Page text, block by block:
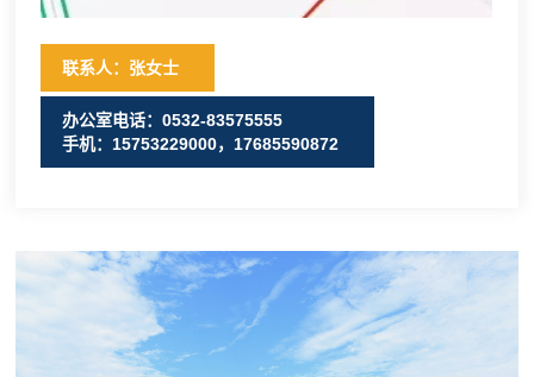
联系人：张女士
办公室电话：0532-83575555
手机：15753229000，17685590872